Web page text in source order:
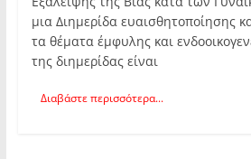
μια Διημερίδα ευαισθητοποίησης
τα θέματα έμφυλης και
της διημερίδας είναι
Διαβάστε περισσότερα...